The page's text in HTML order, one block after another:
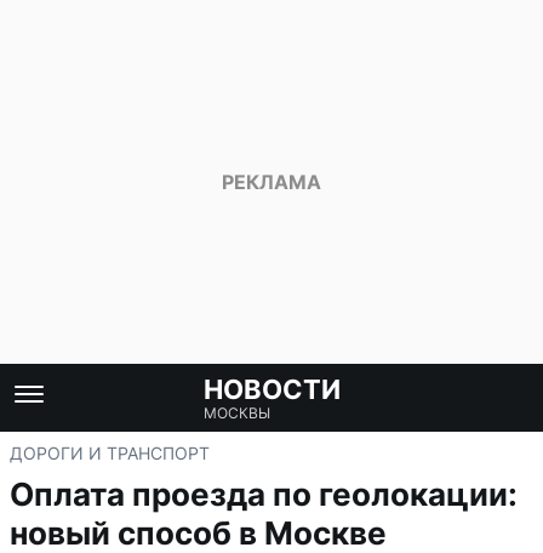
НОВОСТИ
МОСКВЫ
ДОРОГИ И ТРАНСПОРТ
Оплата проезда по геолокации:
новый способ в Москве